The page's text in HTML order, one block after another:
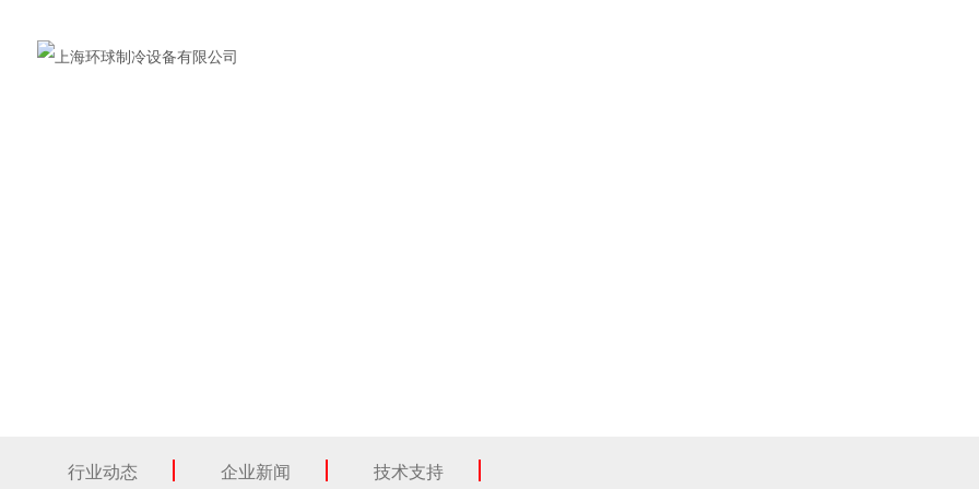
行业动态 企业新闻 技术支持